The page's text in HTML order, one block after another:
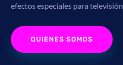
efectos especiales para televisión.
QUIENES SOMOS